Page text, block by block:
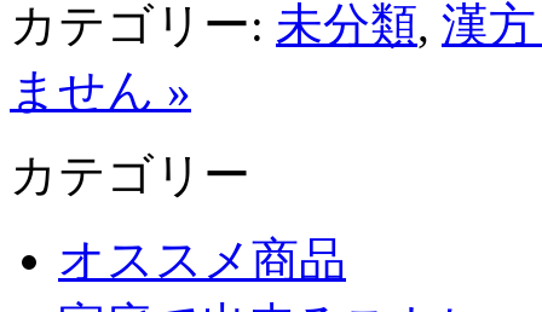
カテゴリー: 未分類, 漢
ません »
カテゴリー
オススメ商品